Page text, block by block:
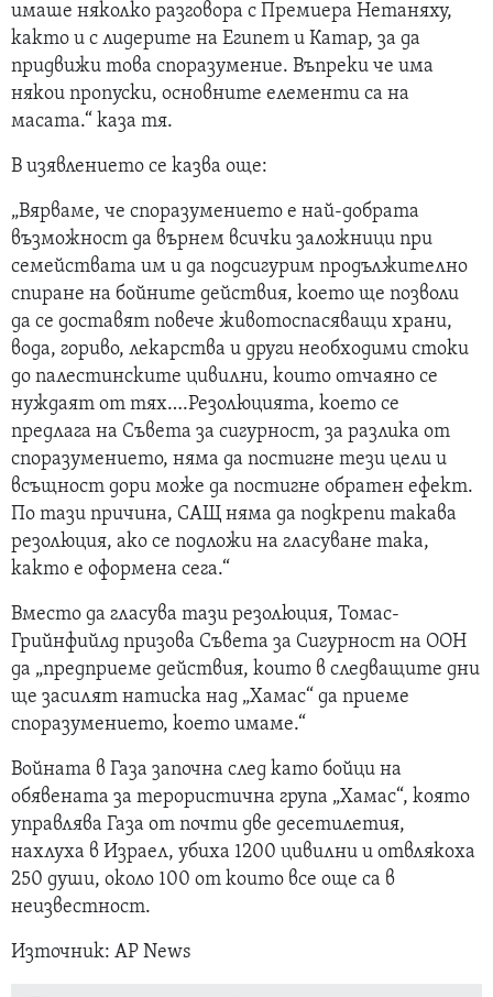
имаше няколко разговора с Премиера Нетаняху,
както и с лидерите на Египет и Катар, за да
придвижи това споразумение. Въпреки че има
някои пропуски, основните елементи са на
масата.“ каза тя.
В изявлението се казва още:
„Вярваме, че споразумението е най-добрата
възможност да върнем всички заложници при
семействата им и да подсигурим продължително
спиране на бойните действия, което ще позволи
да се доставят повече животоспасяващи храни,
вода, гориво, лекарства и други необходими стоки
до палестинските цивилни, които отчаяно се
нуждаят от тях….Резолюцията, което се
предлага на Съвета за сигурност, за разлика от
споразумението, няма да постигне тези цели и
всъщност дори може да постигне обратен ефект.
По тази причина, САЩ няма да подкрепи такава
резолюция, ако се подложи на гласуване така,
както е оформена сега.“
Вместо да гласува тази резолюция, Томас-
Грийнфийлд призова Съвета за Сигурност на ООН
да „предприеме действия, които в следващите дни
ще засилят натиска над „Хамас“ да приеме
споразумението, което имаме.“
Войната в Газа започна след като бойци на
обявената за терористична група „Хамас“, която
управлява Газа от почти две десетилетия,
нахлуха в Израел, убиха 1200 цивилни и отвлякоха
250 души, около 100 от които все още са в
неизвестност.
Източник: AP News